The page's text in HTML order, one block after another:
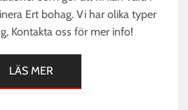
Ert bohag. Vi har olika typer
Kontakta oss för mer info!
LÄS MER